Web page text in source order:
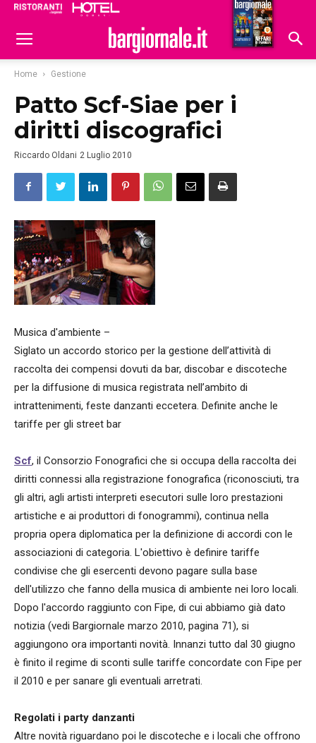
Hoteldomani
Home Gestione
Patto Scf-Siae per i
diritti discografici
Riccardo Oldani 2 Luglio 2010
Musica d'ambiente –
Siglato un accordo storico per la gestione dell’attività di
raccolta dei compensi dovuti da bar, discobar e discoteche
per la diffusione di musica registrata nell’ambito di
intrattenimenti, feste danzanti eccetera. Definite anche le
tariffe per gli street bar
Scf, il Consorzio Fonografici che si occupa della raccolta dei
diritti connessi alla registrazione fonografica (riconosciuti, tra
gli altri, agli artisti interpreti esecutori sulle loro prestazioni
artistiche e ai produttori di fonogrammi), continua nella
propria opera diplomatica per la definizione di accordi con le
associazioni di categoria. L'obiettivo è definire tariffe
condivise che gli esercenti devono pagare sulla base
dell'utilizzo che fanno della musica di ambiente nei loro locali.
Dopo l'accordo raggiunto con Fipe, di cui abbiamo già dato
notizia (vedi Bargiornale marzo 2010, pagina 71), si
aggiungono ora importanti novità. Innanzi tutto dal 30 giugno
è finito il regime di sconti sulle tariffe concordate con Fipe per
il 2010 e per sanare gli eventuali arretrati.
Regolati i party danzanti
Altre novità riguardano poi le discoteche e i locali che offrono